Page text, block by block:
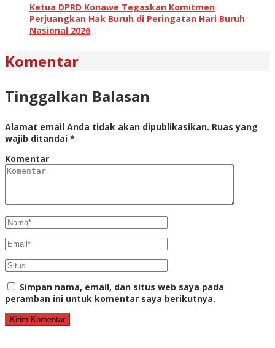
Ketua DPRD Konawe Tegaskan Komitmen
Perjuangkan Hak Buruh di Peringatan Hari Buruh
Nasional 2026
Komentar
Tinggalkan Balasan
Alamat email Anda tidak akan dipublikasikan. Ruas yang
wajib ditandai *
Komentar
Simpan nama, email, dan situs web saya pada
peramban ini untuk komentar saya berikutnya.